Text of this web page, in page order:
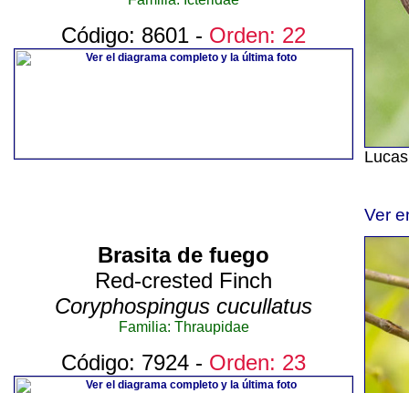
Código: 8601 - Orden: 22
Ver
Brasita de fuego
Red-crested Finch
Coryphospingus cucullatus
Familia: Thraupidae
Código: 7924 - Orden: 23